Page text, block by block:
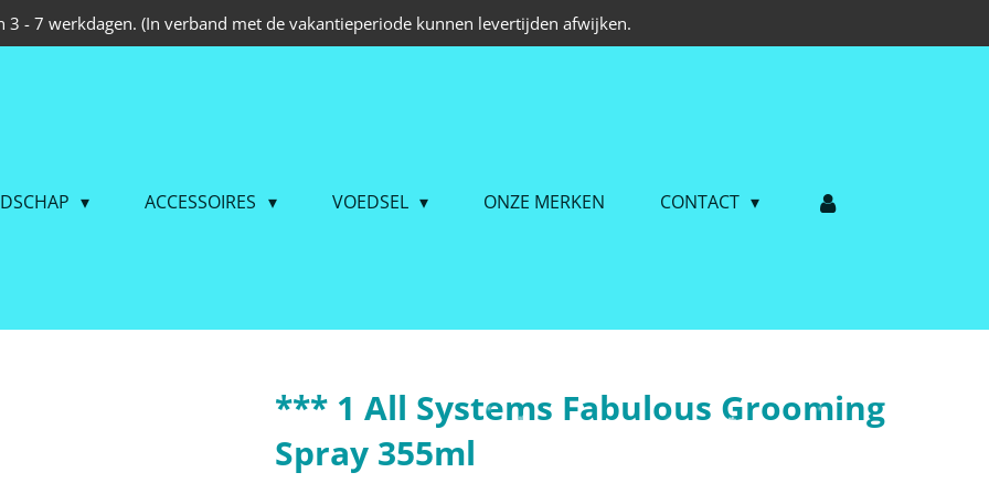
3 - 7 werkdagen. (In verband met de vakantieperiode kunnen levertijden afwijken.
ACCESSOIRES VOEDSEL ONZE MERKEN CONTACT
*** 1 All Systems Fabulous Grooming
Spray 355ml